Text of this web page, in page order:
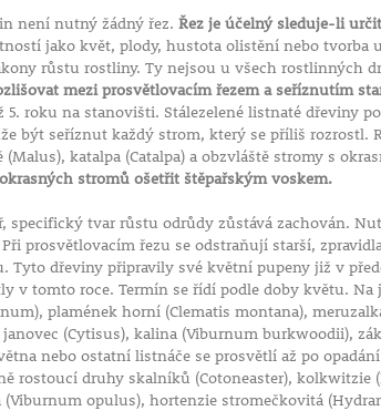
není nutný žádný řez. Řez je účelný sleduje-li
jako květ, plody, hustota olistění nebo tvorba
růstu rostliny. Ty nejsou u všech rostlinných
mezi prosvětlovacím řezem a seříznutím
roku na stanovišti. Stálezelené listnaté dřeviny
být seříznut každý strom, který se příliš rozrostl.
katalpa (Catalpa) a obzvláště stromy s
stromů ošetřit štěpařským voskem.
specifický tvar růstu odrůdy zůstává zachován.
prosvětlovacím řezu se odstraňují starší,
dřeviny připravily své květní pupeny již v
v tomto roce. Termín se řídí podle doby květu.
plamének horní (Clematis montana),
janovec (Cytisus), kalina (Viburnum burkwoodii),
nebo ostatní listnáče se prosvětlí až po
rostoucí druhy skalníků (Cotoneaster),
(Viburnum opulus), hortenzie stromečkovitá